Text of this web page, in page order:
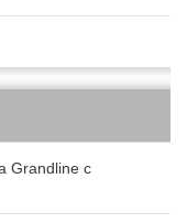
Grandline с